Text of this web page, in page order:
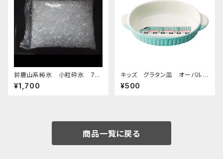
鈴鹿山系純氷 小粒砕氷 7k
g
¥1,700
キッズ グラタン皿 オーバルデ
ィッシュ 超特急エメラルド
¥500
商品一覧に戻る